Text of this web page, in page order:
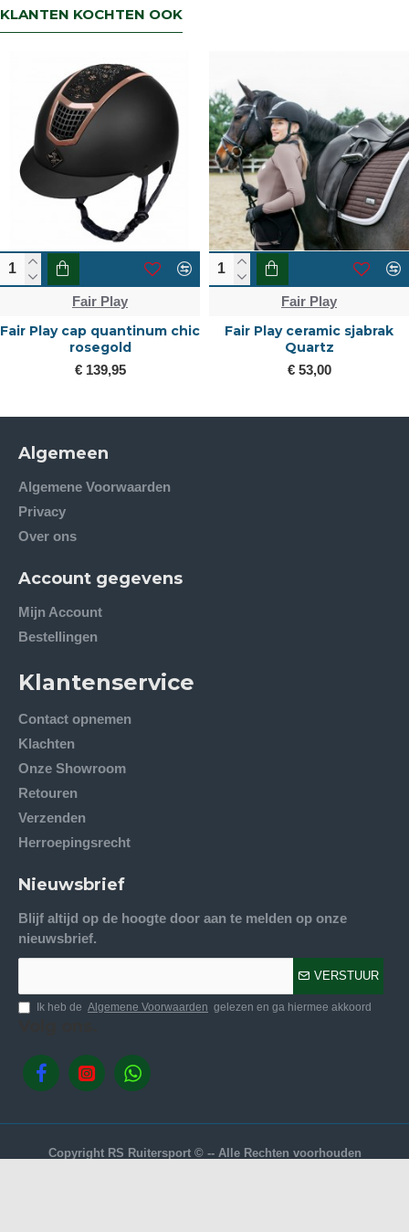
KLANTEN KOCHTEN OOK
Fair Play
Fair Play cap quantinum chic
rosegold
€ 139,95
Fair Play
Fair Play ceramic sjabrak
Quartz
€ 53,00
Algemeen
Algemene Voorwaarden
Privacy
Over ons
Account gegevens
Mijn Account
Bestellingen
Klantenservice
Contact opnemen
Klachten
Onze Showroom
Retouren
Verzenden
Herroepingsrecht
Nieuwsbrief
Blijf altijd op de hoogte door aan te melden op onze
nieuwsbrief.
VERSTUUR
Ik heb de Algemene Voorwaarden gelezen en ga hiermee akkoord
Copyright RS Ruitersport © -- Alle Rechten voorhouden